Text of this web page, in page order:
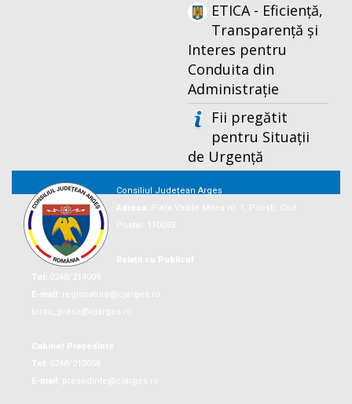
ETICA - Eficiență,
Transparență și
Interes pentru
Conduita din
Administrație
Fii pregătit
pentru Situații
de Urgență
Consiliul Județean Argeș